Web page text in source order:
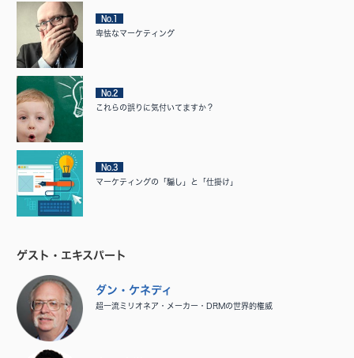
No.1
卑怯なマーケティング
No.2
これらの誤りに気付いてますか？
No.3
マーケティングの「騙し」と「仕掛け」
ゲスト・エキスパート
ダン・ケネディ
超一流ミリオネア・メーカー・DRMの世界的権威